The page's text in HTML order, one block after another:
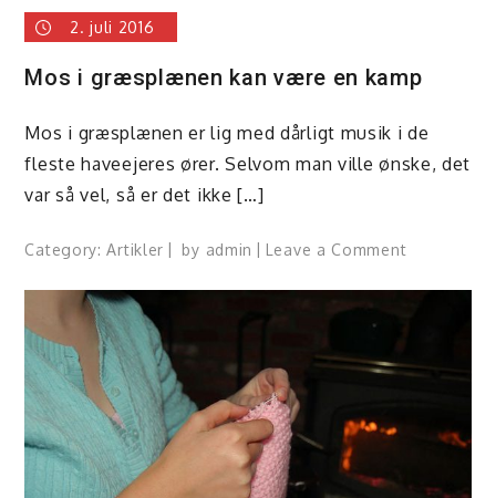
2. juli 2016
Mos i græsplænen kan være en kamp
Mos i græsplænen er lig med dårligt musik i de
fleste haveejeres ører. Selvom man ville ønske, det
var så vel, så er det ikke […]
Category:Artikler by admin Leave a Commenton
være
kamp